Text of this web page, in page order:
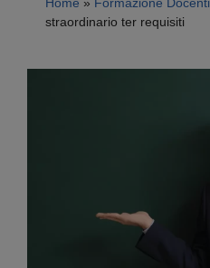
straordinario ter requisiti